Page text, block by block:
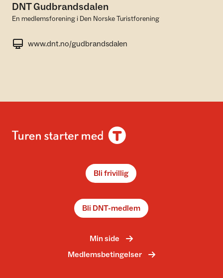
DNT Gudbrandsdalen
En medlemsforening i Den Norske Turistforening
www.dnt.no/gudbrandsdalen
Bli frivillig
Bli DNT-medlem
Min side
Medlemsbetingelser